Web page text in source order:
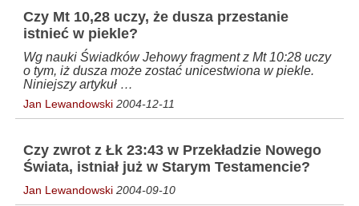
Czy Mt 10,28 uczy, że dusza przestanie
istnieć w piekle?
Wg nauki Świadków Jehowy fragment z Mt 10:28 uczy
o tym, iż dusza może zostać unicestwiona w piekle.
Niniejszy artykuł …
Jan Lewandowski 2004-12-11
Czy zwrot z Łk 23:43 w Przekładzie Nowego
Świata, istniał już w Starym Testamencie?
Jan Lewandowski 2004-09-10